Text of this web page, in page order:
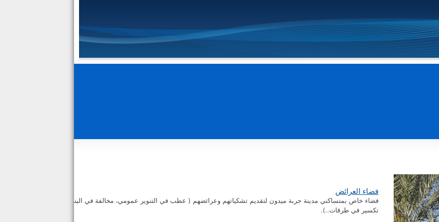
فضاء العرائض
فضاء خاص بمتساكني مدينة جربة ميدون لتقديم تشكياتهم وعرائضهم ( عطب في التنوير عمومي، مخالفة في البناء،
تكسير في طرقات..).